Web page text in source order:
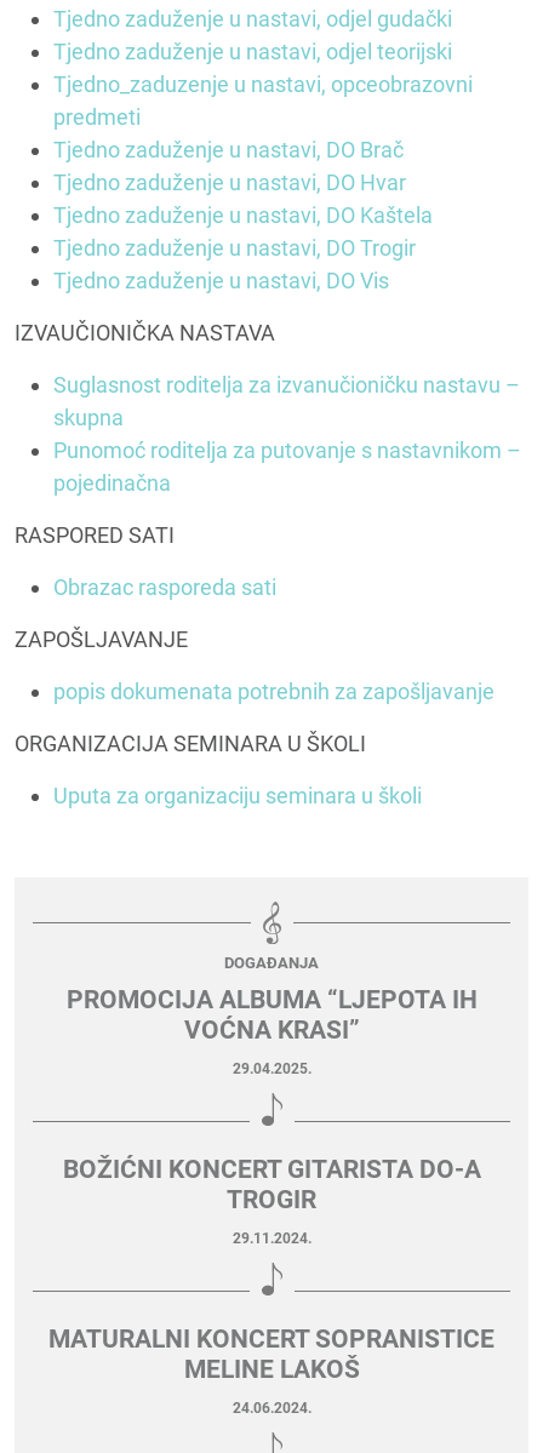
Tjedno zaduženje u nastavi, odjel gudački
Tjedno zaduženje u nastavi, odjel teorijski
Tjedno_zaduzenje u nastavi, opceobrazovni
predmeti
Tjedno zaduženje u nastavi, DO Brač
Tjedno zaduženje u nastavi, DO Hvar
Tjedno zaduženje u nastavi, DO Kaštela
Tjedno zaduženje u nastavi, DO Trogir
Tjedno zaduženje u nastavi, DO Vis
IZVAUČIONIČKA NASTAVA
Suglasnost roditelja za izvanučioničku nastavu –
skupna
Punomoć roditelja za putovanje s nastavnikom –
pojedinačna
RASPORED SATI
Obrazac rasporeda sati
ZAPOŠLJAVANJE
popis dokumenata potrebnih za zapošljavanje
ORGANIZACIJA SEMINARA U ŠKOLI
Uputa za organizaciju seminara u školi
DOGAĐANJA
PROMOCIJA ALBUMA “LJEPOTA IH
VOĆNA KRASI”
29.04.2025.
BOŽIĆNI KONCERT GITARISTA DO-A
TROGIR
29.11.2024.
MATURALNI KONCERT SOPRANISTICE
MELINE LAKOŠ
24.06.2024.